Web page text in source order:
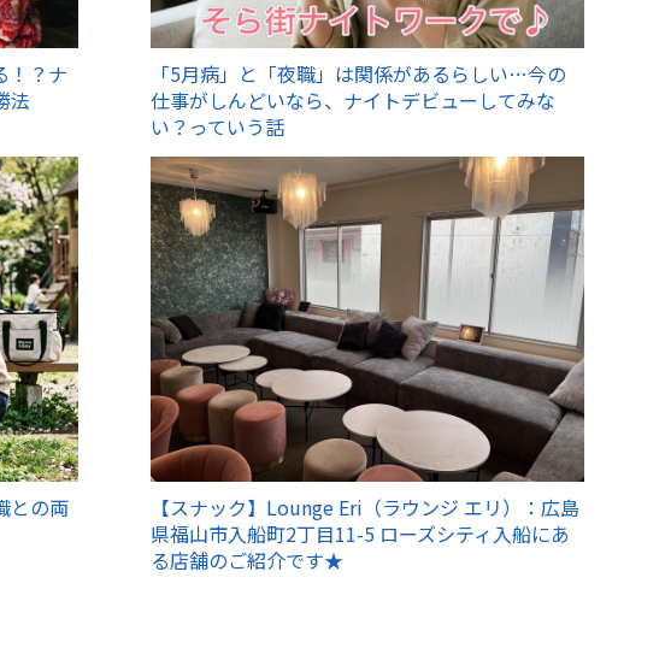
！？ナ
法
「5月病」と「夜職」は関係があるらしい…今の
仕事がしんどいなら、ナイトデビューしてみな
い？っていう話
との両
【スナック】Lounge Eri（ラウンジ エリ）：広島
県福山市入船町2丁目11-5 ローズシティ入船にあ
る店舗のご紹介です★